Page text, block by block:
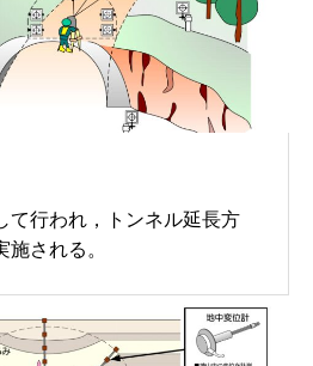
て行われ，トンネル延長方
される。